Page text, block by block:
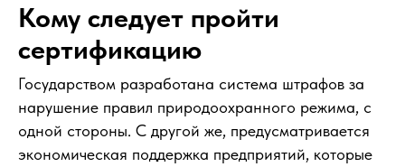
Кому следует пройти
сертификацию
Государством разработана система штрафов за
нарушение правил природоохранного режима, с
одной стороны. С другой же, предусматривается
экономическая поддержка предприятий, которые